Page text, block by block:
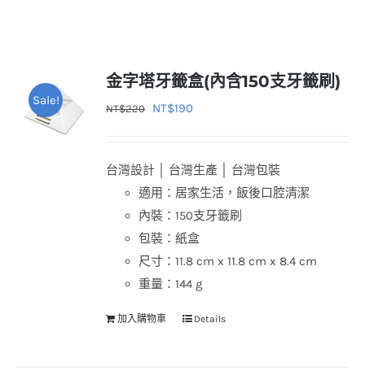
Sale!
金字塔牙籤盒(內含150支牙籤刷)
NT$220
原
格：
NT$220。
NT$190
格：
NT$190。
台灣設計 │ 台灣生產 │ 台灣包裝
適用：居家生活，飯後口腔清潔
內裝：150支牙籤刷
包裝：紙盒
尺寸：11.8 cm x 11.8 cm x 8.4 cm
重量：144 g
加入購物車 Details